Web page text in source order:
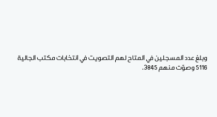
وبلغ عدد المسجلين في المتاح لهم التصويت في انتخابات مكتب الجالية
5116 وصوّت منهم 3845.